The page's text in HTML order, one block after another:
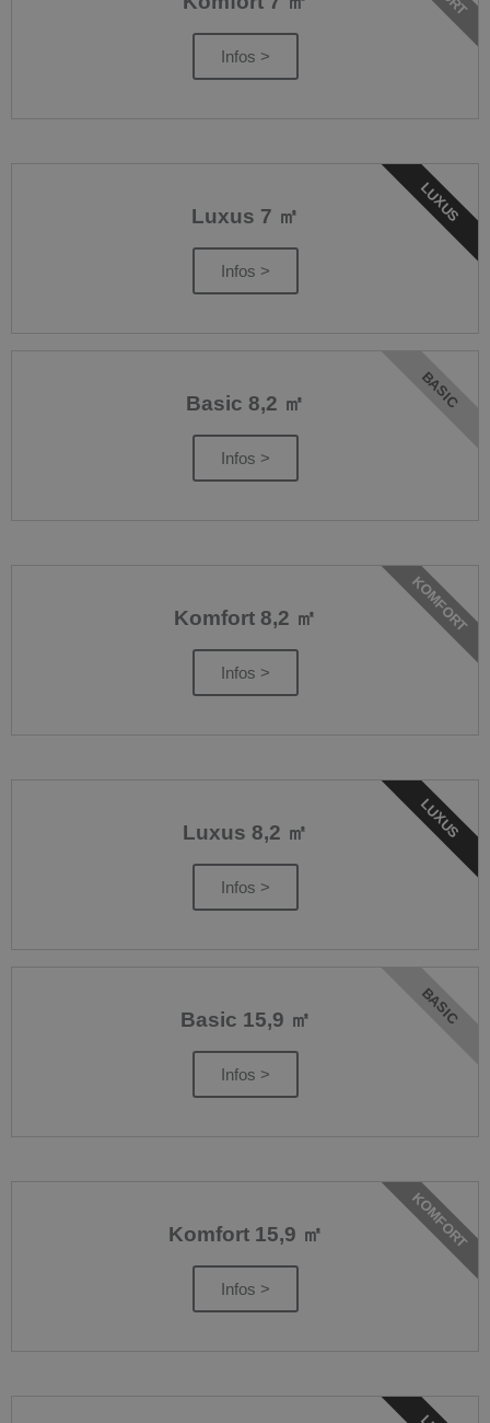
Infos >
Luxus 7 ㎡
Infos >
LUXUS
Basic 8,2 ㎡
Infos >
BASIC
Komfort 8,2 ㎡
Infos >
KOMFORT
Luxus 8,2 ㎡
Infos >
LUXUS
Basic 15,9 ㎡
Infos >
BASIC
Komfort 15,9 ㎡
Infos >
KOMFORT